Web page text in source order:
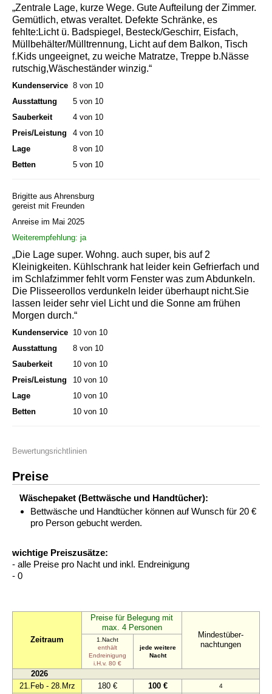
„Zentrale Lage, kurze Wege. Gute Aufteilung der Zimmer.
Gemütlich, etwas veraltet. Defekte Schränke, es
fehlte:Licht ü. Badspiegel, Besteck/Geschirr, Eisfach,
Müllbehälter/Mülltrennung, Licht auf dem Balkon, Tisch
f.Kids ungeeignet, zu weiche Matratze, Treppe b.Nässe
rutschig,Wäscheständer winzig.“
Kundenservice 8 von 10
Ausstattung
5 von 10
Sauberkeit
4 von 10
Preis/Leistung
4 von 10
Lage
8 von 10
Betten
5 von 10
Brigitte aus Ahrensburg
gereist mit Freunden
Anreise im Mai 2025
Weiterempfehlung: ja
„Die Lage super. Wohng. auch super, bis auf 2
Kleinigkeiten. Kühlschrank hat leider kein Gefrierfach und
im Schlafzimmer fehlt vorm Fenster was zum Abdunkeln.
Die Plisseerollos verdunkeln leider überhaupt nicht.Sie
lassen leider sehr viel Licht und die Sonne am frühen
Morgen durch.“
Kundenservice 10 von 10
Ausstattung
8 von 10
Sauberkeit
10 von 10
Preis/Leistung
10 von 10
Lage
10 von 10
Betten
10 von 10
Bewertungsrichtlinien
Preise
Wäschepaket (Bettwäsche und Handtücher):
Bettwäsche und Handtücher können auf Wunsch für 20 €
pro Person gebucht werden.
wichtige Preiszusätze:
- alle Preise pro Nacht und inkl. Endreinigung
- 0
Zeitraum
Preise für Belegung mit
max. 4 Personen
Mindestüber-
nachtungen
1.Nacht
enthält
Endreinigung
i.H.v. 80 €
jede weitere
Nacht
2026
21.Feb - 28.Mrz
180 € 100 € 4